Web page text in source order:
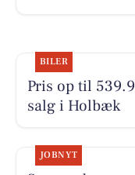
BILER
Pris op til
salg i Holbæk
JOBNYT